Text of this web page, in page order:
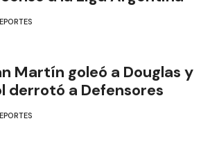
Martín goleó a Douglas y
derrotó a Defensores